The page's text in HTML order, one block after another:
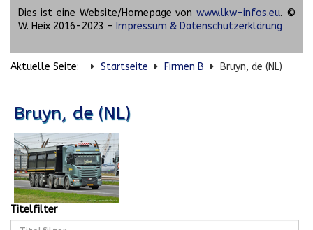
Dies ist eine Website/Homepage von www.lkw-infos.eu. ©
W. Heix 2016-2023 - Impressum & Datenschutzerklärung
Aktuelle Seite: Startseite Firmen B Bruyn, de (NL)
Bruyn, de (NL)
Titelfilter